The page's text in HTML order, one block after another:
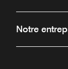
Notre